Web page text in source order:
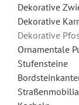
Dekorative
Dekorative
Dekorative
Ornamentale
Stufensteine